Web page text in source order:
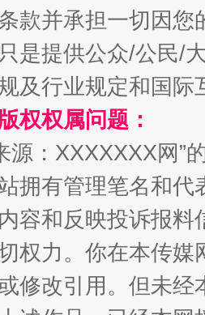
麦地、白藏房
款并承担一切因
是提供公众/公民/
及行业规定和国
权权属问题：
源：XXXXXXX网”
拥有管理笔名和
容和反映投诉报
权力。你在本传
修改引用。但未